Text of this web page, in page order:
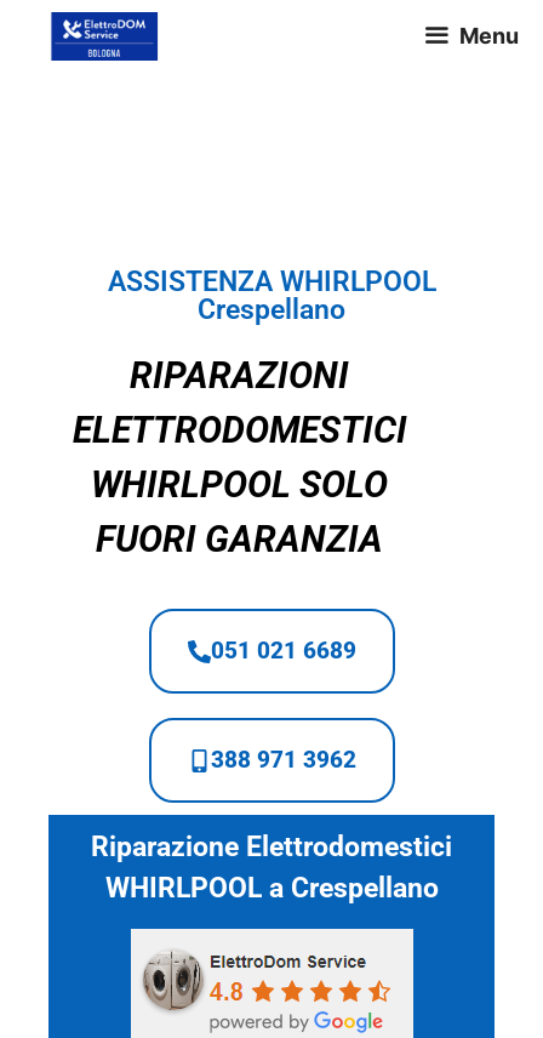
Menu
ASSISTENZA WHIRLPOOL
Crespellano
RIPARAZIONI
ELETTRODOMESTICI
WHIRLPOOL SOLO
FUORI GARANZIA
051 021 6689
388 971 3962
Riparazione Elettrodomestici
WHIRLPOOL a Crespellano